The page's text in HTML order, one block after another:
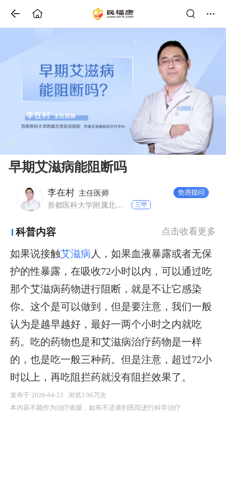
早期艾滋病能阻断吗
李在村主任医师
首都医科大学附属北京佑安医院 性病艾滋病临床诊疗中心
三甲
科普内容 点击收看更多
如果说接触艾滋病 人，如果血液暴露或者无保
护的性暴露，在吸收72小时以内，可以通过吃
那个艾滋病药物进行阻断，就是不让它感染
你。这个是可以做到，但是要注意，我们一般
认为是越早越好，最好一两个小时之内就吃
药。吃的药物也是和艾滋病治疗药物是一样
的，也是吃一般三种药。但是注意，超过72小
时以上，再吃阻拦药就没有阻拦效果了。
发布于 2026-04-23 浏览3.96万次
本内容不能作为治疗依据，如有不适请到医院进行科学治疗